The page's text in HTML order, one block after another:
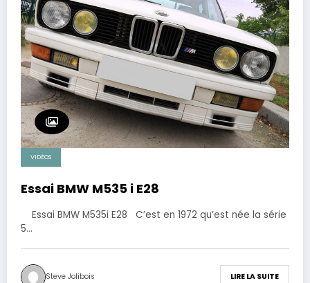
VIDÉOS
Essai BMW M535 i E28
Essai BMW M535i E28 C’est en 1972 qu’est née la série
5…
Steve Jolibois LIRE LA SUITE